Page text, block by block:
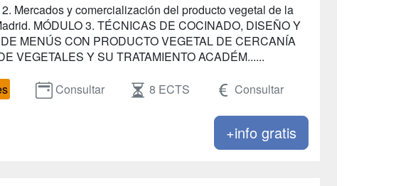
Mercados y comercialización del producto vegetal de la
MÓDULO 3. TÉCNICAS DE COCINADO, DISEÑO Y
MENÚS CON PRODUCTO VEGETAL DE CERCANÍA
VEGETALES Y SU TRATAMIENTO ACADÉM......
Consultar 8 ECTS Consultar
+info gratis